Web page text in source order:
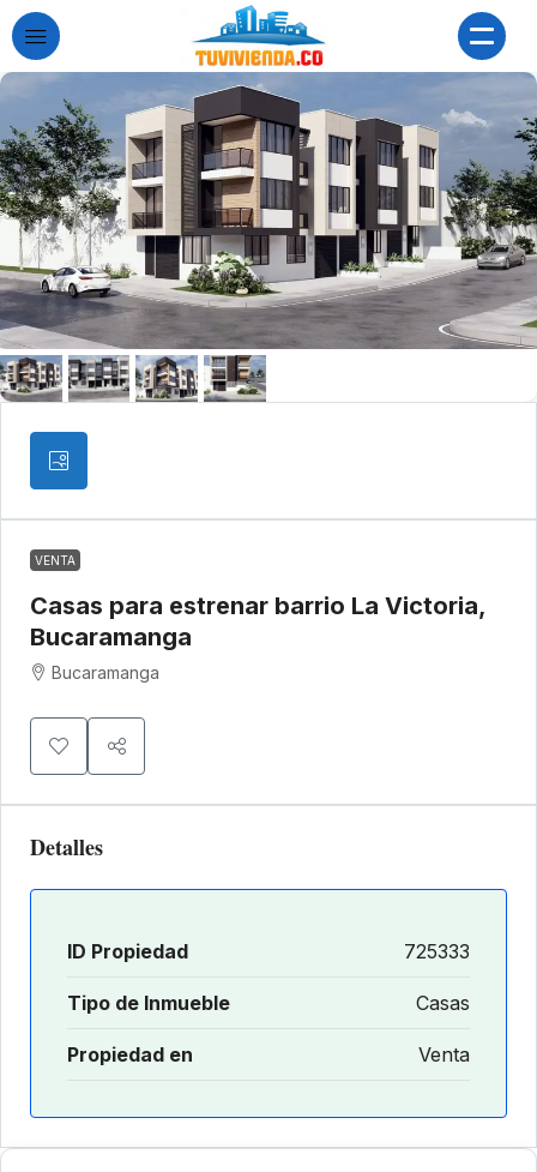
VENTA
Casas para estrenar barrio La Victoria,
Bucaramanga
Bucaramanga
Detalles
ID Propiedad 725333
Tipo de Inmueble Casas
Propiedad en Venta